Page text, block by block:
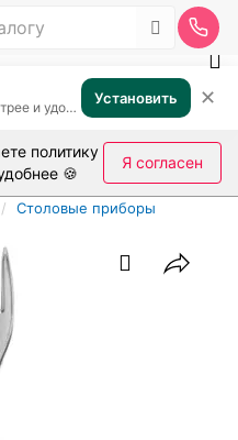
Откройте в приложении — быстрее и удобнее Установить ✕
политику
🍪
Я согласен
Столовые приборы